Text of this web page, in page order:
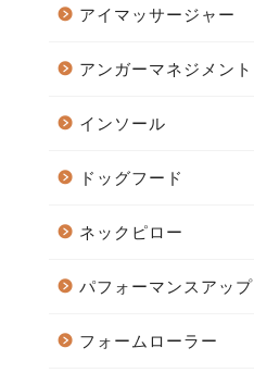
アイマッサージャー
アンガーマネジメント
インソール
ドッグフード
ネックピロー
パフォーマンスアップ
フォームローラー